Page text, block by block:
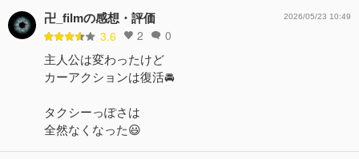
卍_filmの感想・評価
3.6 2 0
2026/05/23 10:49
主人公は変わったけど
カーアクションは復活🚘️
タクシーっぽさは
全然なくなった😃